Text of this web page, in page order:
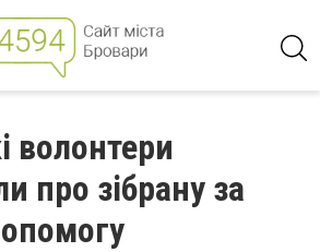
волонтери
про зібрану за